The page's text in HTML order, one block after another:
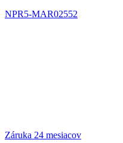
NPR5-MAR02552
Záruka 24 mesiacov